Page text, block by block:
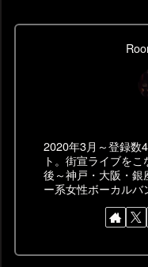
2020年3月～登録数
ト。街宣ライブを
後～神戸・大阪・銀
ー系女性ボーカルバ